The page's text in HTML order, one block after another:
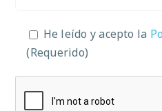
He leído y acepto la
(Requerido)